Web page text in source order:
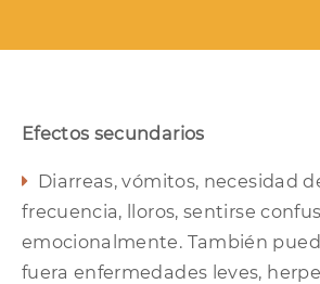
Efectos secundarios
Diarreas, vómitos, necesidad
frecuencia, lloros, sentirse
emocionalmente. También
fuera enfermedades leves,